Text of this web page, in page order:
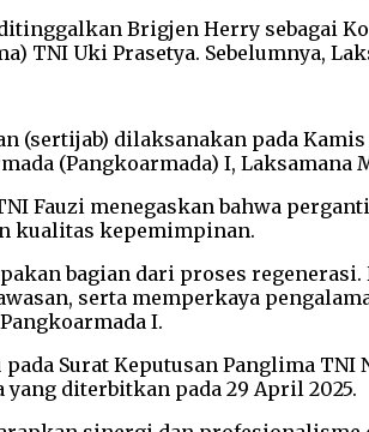
Brigjen Herry sebagai
TNI Uki Prasetya. Sebelumnya,
(sertijab) dilaksanakan pada
(Pangkoarmada) I, Laksamana
Fauzi menegaskan bahwa
kualitas kepemimpinan.
bagian dari proses
serta memperkaya
I.
Surat Keputusan Panglima
diterbitkan pada 29 April 2025.